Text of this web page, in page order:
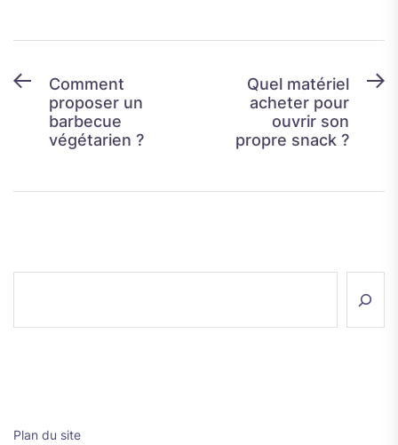
Navigation
l’article
Previous
post:
Comment
proposer un
barbecue
végétarien ?
Quel matériel
acheter pour
ouvrir son
propre snack ?
Plan du site